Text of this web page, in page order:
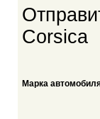
Corsica
Марка